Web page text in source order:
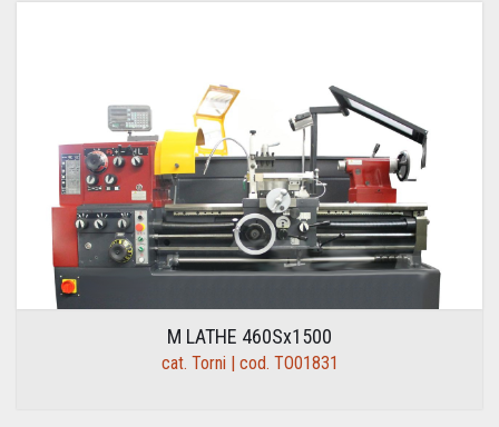
M LATHE 460Sx1500
cat. Torni | cod. TO01831